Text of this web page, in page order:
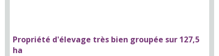
Propriété d'élevage très bien groupée sur 127,5
ha